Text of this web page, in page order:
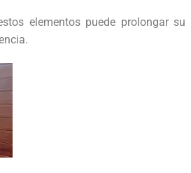
elementos puede prolongar